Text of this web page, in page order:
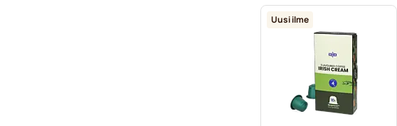
Uusi ilme